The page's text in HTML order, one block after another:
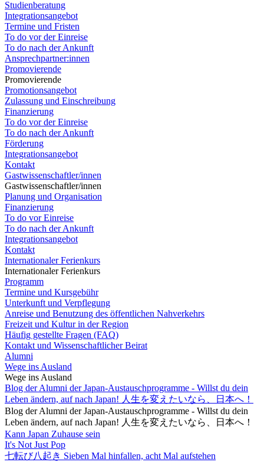
Studienberatung
Integrationsangebot
Termine und Fristen
To do vor der Einreise
To do nach der Ankunft
Ansprechpartner:innen
Promovierende
Promovierende
Promotionsangebot
Zulassung und Einschreibung
Finanzierung
To do vor der Einreise
To do nach der Ankunft
Förderung
Integrationsangebot
Kontakt
Gastwissenschaftler/innen
Gastwissenschaftler/innen
Planung und Organisation
Finanzierung
To do vor Einreise
To do nach der Ankunft
Integrationsangebot
Kontakt
Internationaler Ferienkurs
Internationaler Ferienkurs
Programm
Termine und Kursgebühr
Unterkunft und Verpflegung
Anreise und Benutzung des öffentlichen Nahverkehrs
Freizeit und Kultur in der Region
Häufig gestellte Fragen (FAQ)
Kontakt und Wissenschaftlicher Beirat
Alumni
Wege ins Ausland
Wege ins Ausland
Blog der Alumni der Japan-Austauschprogramme - Willst du dein
Leben ändern, auf nach Japan! 人生を変えたいなら、日本へ！
Blog der Alumni der Japan-Austauschprogramme - Willst du dein
Leben ändern, auf nach Japan! 人生を変えたいなら、日本へ！
Kann Japan Zuhause sein
It's Not Just Pop
七転び八起き Sieben Mal hinfallen, acht Mal aufstehen